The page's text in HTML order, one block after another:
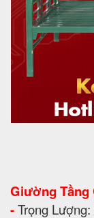
Giường Tầng
-Trọng